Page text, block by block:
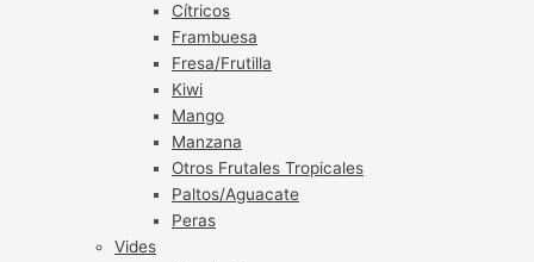
Cítricos
Frambuesa
Fresa/Frutilla
Kiwi
Mango
Manzana
Otros Frutales Tropicales
Paltos/Aguacate
Peras
Vides